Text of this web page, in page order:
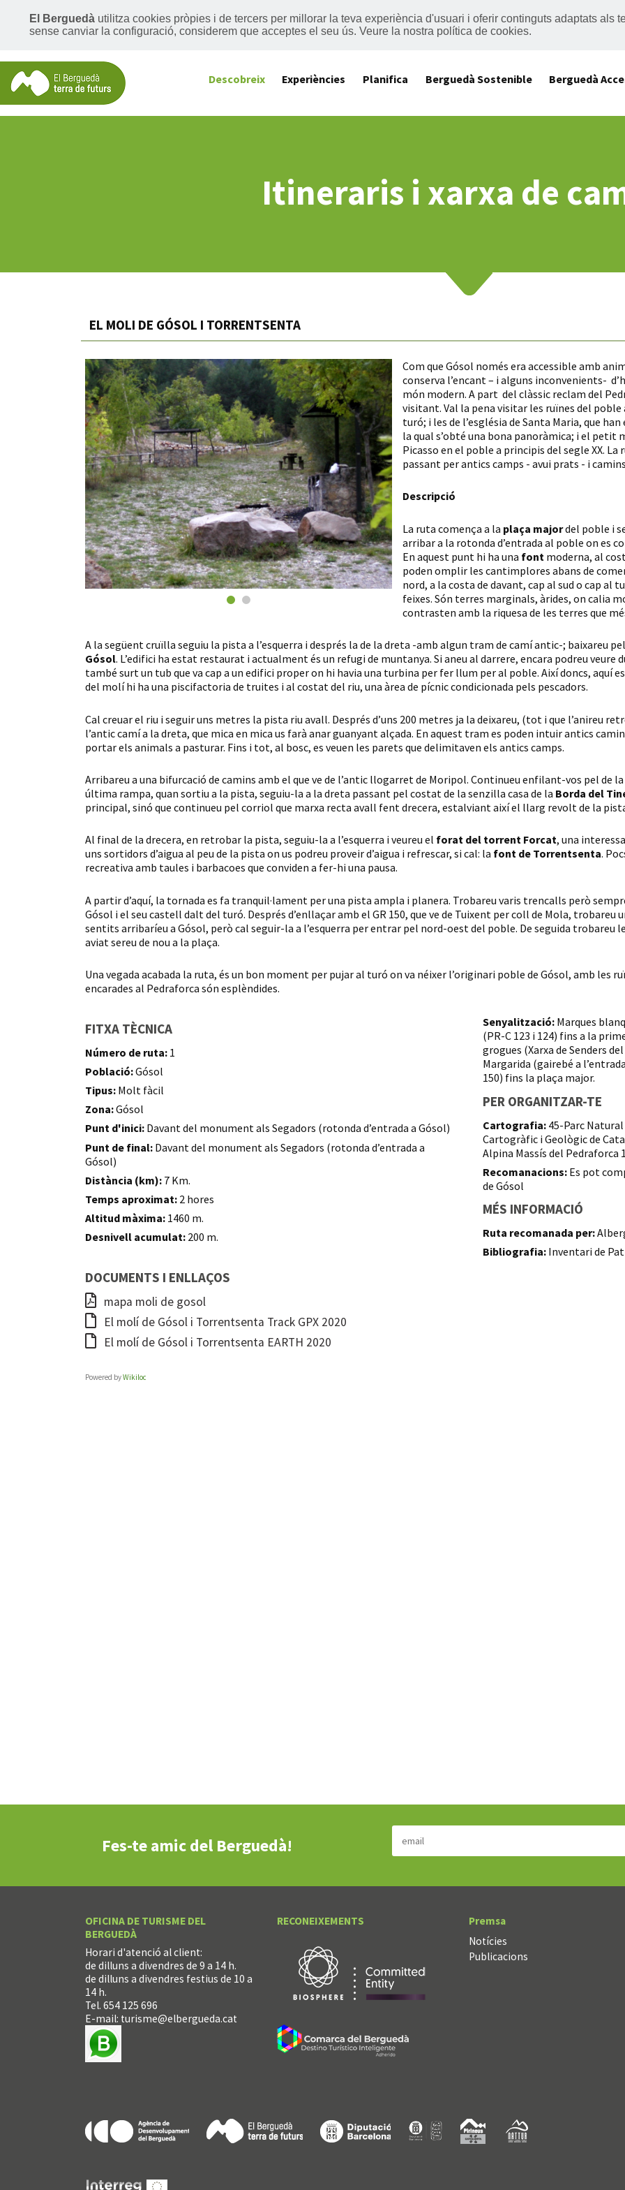
El Berguedà utilitza cookies pròpies i de tercers per millorar la teva experiència d'usuari i oferir continguts adaptats als
sense canviar la configuració, considerem que acceptes el seu ús. Veure la nostra política de cookies.
Descobreix Experiències Planifica Berguedà Sostenible Berguedà
Itineraris i xarxa de
EL MOLI DE GÓSOL I TORRENTSENTA
Com que Gósol només era accessible amb
conserva l’encant – i alguns inconvenients-
món modern. A part del clàssic reclam del
visitant. Val la pena visitar les ruïnes del
turó; i les de l’església de Santa Maria, que
la qual s’obté una bona panoràmica; i el petit
Picasso en el poble a principis del segle XX.
passant per antics camps - avui prats - i
Descripció
La ruta comença a la plaça majordel poble i
arribar a la rotonda d’entrada al poble on es
En aquest punt hi ha una font moderna, al
poden omplir les cantimplores abans de
nord, a la costa de davant, cap al sud o cap al
feixes. Són terres marginals, àrides, on calia
contrasten amb la riquesa de les terres que
A la següent cruïlla seguiu la pista a l’esquerra i després la de la dreta -amb algun tram de camí antic-; baixareu
Gósol. L’edifici ha estat restaurat i actualment és un refugi de muntanya. Si aneu al darrere, encara podreu veure
també surt un tub que va cap a un edifici proper on hi havia una turbina per fer llum per al poble. Així doncs, aquí
del molí hi ha una piscifactoria de truites i al costat del riu, una àrea de pícnic condicionada pels pescadors.
Cal creuar el riu i seguir uns metres la pista riu avall. Després d’uns 200 metres ja la deixareu, (tot i que l’anireu
l’antic camí a la dreta, que mica en mica us farà anar guanyant alçada. En aquest tram es poden intuir antics
portar els animals a pasturar. Fins i tot, al bosc, es veuen les parets que delimitaven els antics camps.
Arribareu a una bifurcació de camins amb el que ve de l’antic llogarret de Moripol. Continueu enfilant-vos pel de
última rampa, quan sortiu a la pista, seguiu-la a la dreta passant pel costat de la senzilla casa de la Borda del
principal, sinó que continueu pel corriol que marxa recta avall fent drecera, estalviant així el llarg revolt de la
Al final de la drecera, en retrobar la pista, seguiu-la a l’esquerra i veureu el forat del torrent Forcat, una
uns sortidors d’aigua al peu de la pista on us podreu proveir d’aigua i refrescar, si cal: la font de Torrentsenta.
recreativa amb taules i barbacoes que conviden a fer-hi una pausa.
A partir d’aquí, la tornada es fa tranquil·lament per una pista ampla i planera. Trobareu varis trencalls però
Gósol i el seu castell dalt del turó. Després d’enllaçar amb el GR 150, que ve de Tuixent per coll de Mola,
sentits arribaríeu a Gósol, però cal seguir-la a l’esquerra per entrar pel nord-oest del poble. De seguida trobareu
aviat sereu de nou a la plaça.
Una vegada acabada la ruta, és un bon moment per pujar al turó on va néixer l’originari poble de Gósol, amb les
encarades al Pedraforca són esplèndides.
FITXA TÈCNICA
Número de ruta: 1
Població:Gósol
Tipus: Molt fàcil
Zona:Gósol
Punt d'inici: Davant del monument als Segadors (rotonda d’entrada a Gósol)
Punt de final: Davant del monument als Segadors (rotonda d’entrada a
Gósol)
Distància (km): 7 Km.
Temps aproximat: 2 hores
Altitud màxima: 1460 m.
Desnivell acumulat: 200 m.
Senyalització: Marques
(PR-C 123 i 124) fins a la
grogues (Xarxa de Senders
Margarida (gairebé a
150) fins la plaça major.
PER ORGANITZAR-TE
Cartografia: 45-Parc
Cartogràfic i Geològic de
Alpina Massís del Pedraforca
Recomanacions: Es pot
de Gósol
MÉS INFORMACIÓ
Ruta recomanada per:
Bibliografia: Inventari de
DOCUMENTS I ENLLAÇOS
mapa moli de gosol
El molí de Gósol i Torrentsenta Track GPX 2020
El molí de Gósol i Torrentsenta EARTH 2020
Powered byWikiloc
Fes-te amic del Berguedà!
OFICINA DE TURISME DEL
BERGUEDÀ
Horari d'atenció al client:
de dilluns a divendres de 9 a 14 h.
de dilluns a divendres festius de 10 a
14 h.
Tel. 654 125 696
E-mail: turisme@elbergueda.cat
RECONEIXEMENTS
Premsa
Notícies
Publicacions